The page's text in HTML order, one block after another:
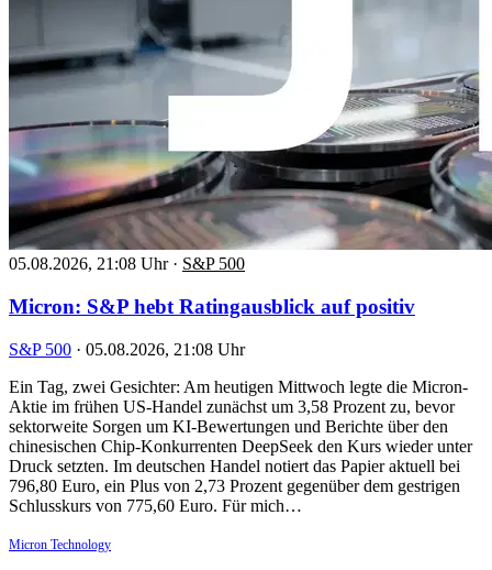
05.08.2026, 21:08 Uhr · S&P 500
Micron: S&P hebt Ratingausblick auf positiv
S&P 500 · 05.08.2026, 21:08 Uhr
Ein Tag, zwei Gesichter: Am heutigen Mittwoch legte die Micron-
Aktie im frühen US-Handel zunächst um 3,58 Prozent zu, bevor
sektorweite Sorgen um KI-Bewertungen und Berichte über den
chinesischen Chip-Konkurrenten DeepSeek den Kurs wieder unter
Druck setzten. Im deutschen Handel notiert das Papier aktuell bei
796,80 Euro, ein Plus von 2,73 Prozent gegenüber dem gestrigen
Schlusskurs von 775,60 Euro. Für mich…
Micron Technology